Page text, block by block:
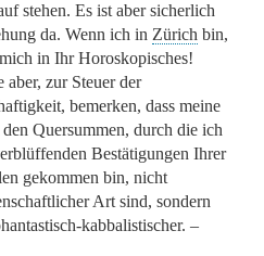
stehen. Es ist aber sicherlich
da. Wenn ich in Zürich bin,
in Ihr Horoskopisches!
aber, zur Steuer der
bemerken, dass meine
Quersummen, durch die ich
Bestätigungen Ihrer
gekommen bin, nicht
Art sind, sondern
kabbalistischer. –